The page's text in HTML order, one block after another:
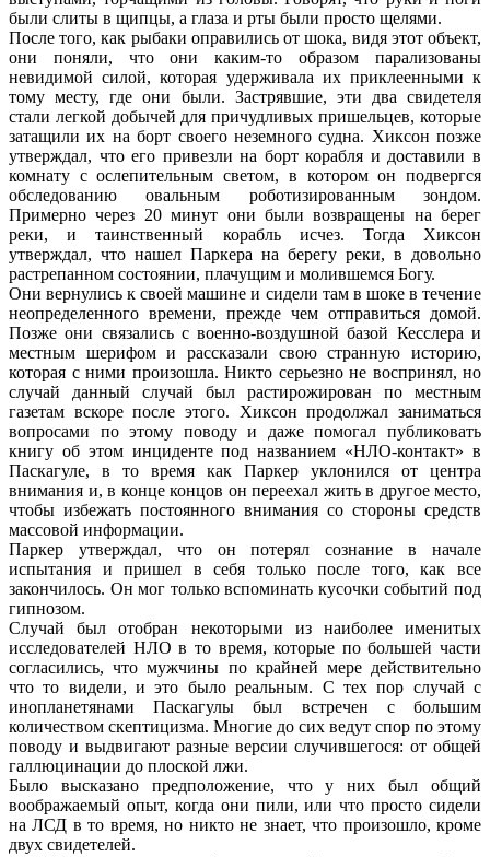
были слиты в щипцы, а глаза и рты были просто щелями.
После того, как рыбаки оправились от шока, видя этот объект,
они поняли, что они каким-то образом парализованы
невидимой силой, которая удерживала их приклеенными к
тому месту, где они были. Застрявшие, эти два свидетеля
стали легкой добычей для причудливых пришельцев, которые
затащили их на борт своего неземного судна. Хиксон позже
утверждал, что его привезли на борт корабля и доставили в
комнату с ослепительным светом, в котором он подвергся
обследованию овальным роботизированным зондом.
Примерно через 20 минут они были возвращены на берег
реки, и таинственный корабль исчез. Тогда Хиксон
утверждал, что нашел Паркера на берегу реки, в довольно
растрепанном состоянии, плачущим и молившемся Богу.
Они вернулись к своей машине и сидели там в шоке в течение
неопределенного времени, прежде чем отправиться домой.
Позже они связались с военно-воздушной базой Кесслера и
местным шерифом и рассказали свою странную историю,
которая с ними произошла. Никто серьезно не воспринял, но
случай данный случай был растирожирован по местным
газетам вскоре после этого. Хиксон продолжал заниматься
вопросами по этому поводу и даже помогал публиковать
книгу об этом инциденте под названием «НЛО-контакт» в
Паскагуле, в то время как Паркер уклонился от центра
внимания и, в конце концов он переехал жить в другое место,
чтобы избежать постоянного внимания со стороны средств
массовой информации.
Паркер утверждал, что он потерял сознание в начале
испытания и пришел в себя только после того, как все
закончилось. Он мог только вспоминать кусочки событий под
гипнозом.
Случай был отобран некоторыми из наиболее именитых
исследователей НЛО в то время, которые по большей части
согласились, что мужчины по крайней мере действительно
что то видели, и это было реальным. С тех пор случай с
инопланетянами Паскагулы был встречен с большим
количеством скептицизма. Многие до сих ведут спор по этому
поводу и выдвигают разные версии случившегося: от общей
галлюцинации до плоской лжи.
Было высказано предположение, что у них был общий
воображаемый опыт, когда они пили, или что просто сидели
на ЛСД в то время, но никто не знает, что произошло, кроме
двух свидетелей.